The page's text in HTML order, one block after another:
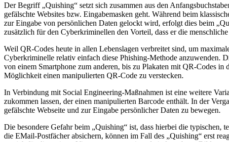
Der Begriff „Quishing“ setzt sich zusammen aus den
gefälschte Websites bzw. Eingabemasken geht. Während beim
zur Eingabe von persönlichen Daten gelockt wird, erfolgt dies beim
zusätzlich für den Cyberkriminellen den Vorteil, dass er die
Weil QR-Codes heute in allen Lebenslagen verbreitet sind, um
Cyberkriminelle relativ einfach diese Phishing-Methode anzuwenden.
von einem Smartphone zum anderen, bis zu Plakaten mit QR-Codes
Möglichkeit einen manipulierten QR-Code zu verstecken.
In Verbindung mit Social Engineering-Maßnahmen ist eine weitere
zukommen lassen, der einen manipulierten Barcode enthält. In der
gefälschte Webseite und zur Eingabe persönlicher Daten zu bewegen.
Die besondere Gefahr beim „Quishing“ ist, dass hierbei die typischen,
die EMail-Postfächer absichern, können im Fall des „Quishing“ erst